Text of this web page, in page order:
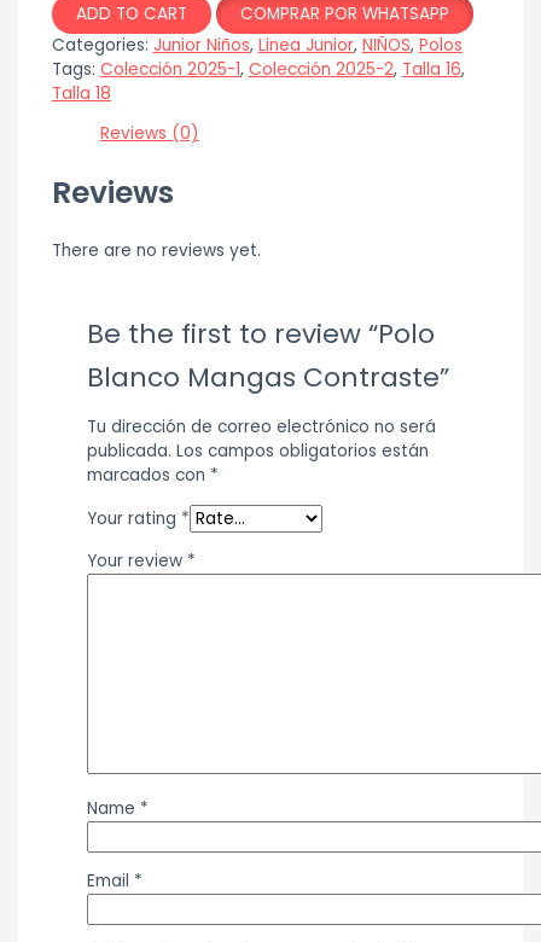
ADD TO CART
COMPRAR POR WHATSAPP
Categories: Junior Niños, Linea Junior, NIÑOS, Polos
Tags: Colección 2025-1, Colección 2025-2, Talla 16,
Talla 18
Reviews (0)
Reviews
There are no reviews yet.
Be the first to review “Polo
Blanco Mangas Contraste”
Tu dirección de correo electrónico no será
publicada. Los campos obligatorios están
marcados con *
Your rating *
Your review *
Name *
Email *